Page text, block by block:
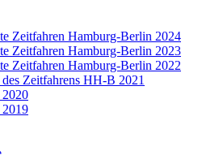
Zeitfahren Hamburg-Berlin 2024
Zeitfahren Hamburg-Berlin 2023
Zeitfahren Hamburg-Berlin 2022
des Zeitfahrens HH-B 2021
2020
2019